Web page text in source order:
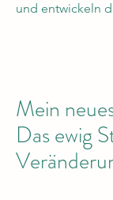
und entwickeln
Mein
Das ewig